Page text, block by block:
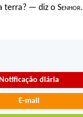
terra? — diz o Senhor.
Notificação diária
E-mail